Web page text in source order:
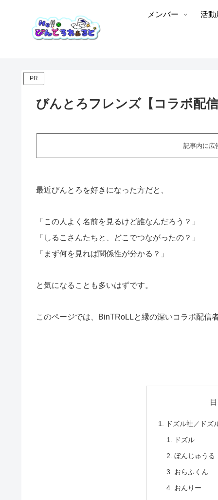
メンバー 活動
PR
びんとろフレンズ【コラボ配
記事内に広
最近びんとろを好きになった方だと、
「この人よく名前を見るけど誰なんだろう？」
「しるこさんたちと、どこでつながったの？」
「まず何を見れば関係性が分かる？」
と気になることも多いはずです。
このページでは、BinTRoLLと縁の深いコラボ配信
ドズル社／ドズ
ドズル
ぼんじゅうる
おらふくん
おんりー